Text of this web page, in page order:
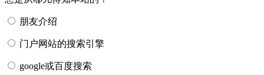
朋友介绍
门户网站的搜索引擎
google或百度搜索